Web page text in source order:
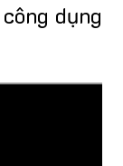
dụng